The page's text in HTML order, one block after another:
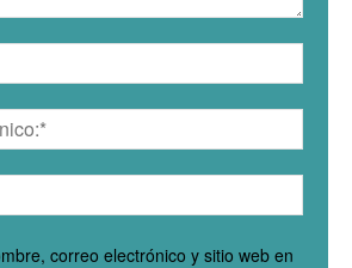
correo electrónico y sitio web en